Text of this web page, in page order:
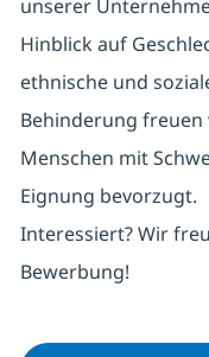
unserer
Hinblick auf
ethnische und
Behinderung
Menschen mit
Eignung bevorzugt.
Interessiert? Wir
Bewerbung!